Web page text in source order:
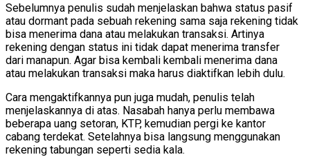
Sebelumnya penulis sudah menjelaskan bahwa status pasif
atau dormant pada sebuah rekening sama saja rekening tidak
bisa menerima dana atau melakukan transaksi. Artinya
rekening dengan status ini tidak dapat menerima transfer
dari manapun. Agar bisa kembali kembali menerima dana
atau melakukan transaksi maka harus diaktifkan lebih dulu.
Cara mengaktifkannya pun juga mudah, penulis telah
menjelaskannya di atas. Nasabah hanya perlu membawa
beberapa uang setoran, KTP, kemudian pergi ke kantor
cabang terdekat. Setelahnya bisa langsung menggunakan
rekening tabungan seperti sedia kala.